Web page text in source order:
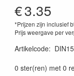
€3.35
*Prijzen zijn inclusief
Prijs weergave per
Artikelcode:
0 ster(ren) met 0